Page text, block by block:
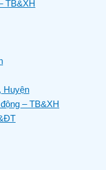
TB&XH
Huyện
– TB&XH